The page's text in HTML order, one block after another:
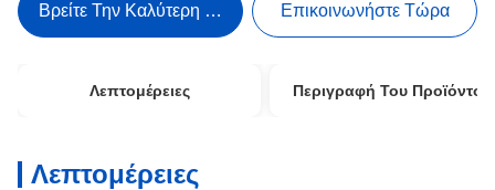
Βρείτε Την Καλύτερη Τιμή Επικοινωνήστε Τώρα
Λεπτομέρειες Περιγραφή Του Προϊόντος
Λεπτομέρειες